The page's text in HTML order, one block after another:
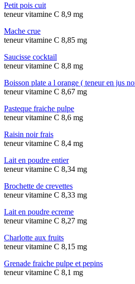
Petit pois cuit
teneur vitamine C 8,9 mg
Mache crue
teneur vitamine C 8,85 mg
Saucisse cocktail
teneur vitamine C 8,8 mg
Boisson plate a l orange ( teneur en jus
teneur vitamine C 8,67 mg
Pasteque fraiche pulpe
teneur vitamine C 8,6 mg
Raisin noir frais
teneur vitamine C 8,4 mg
Lait en poudre entier
teneur vitamine C 8,34 mg
Brochette de crevettes
teneur vitamine C 8,33 mg
Lait en poudre ecreme
teneur vitamine C 8,27 mg
Charlotte aux fruits
teneur vitamine C 8,15 mg
Grenade fraiche pulpe et pepins
teneur vitamine C 8,1 mg